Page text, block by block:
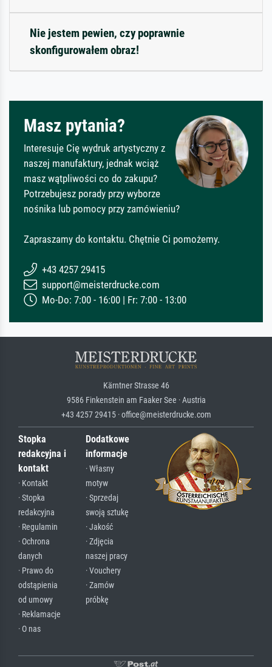
Nie jestem pewien, czy poprawnie
skonfigurowałem obraz!
Masz pytania?
Interesuje Cię wydruk artystyczny z
naszej manufaktury, jednak wciąż
masz wątpliwości co do zakupu?
Potrzebujesz porady przy wyborze
nośnika lub pomocy przy zamówieniu?
Zapraszamy do kontaktu. Chętnie Ci pomożemy.
+43 4257 29415
support@meisterdrucke.com
Mo-Do: 7:00 - 16:00 | Fr: 7:00 - 13:00
Kärntner Strasse 46
9586 Finkenstein am Faaker See · Austria
+43 4257 29415 · office@meisterdrucke.com
Stopka
redakcyjna i
kontakt
· Kontakt
· Stopka
redakcyjna
· Regulamin
· Ochrona
danych
· Prawo do
odstąpienia
od umowy
· Reklamacje
· O nas
Dodatkowe
informacje
· Własny
motyw
· Sprzedaj
swoją sztukę
· Jakość
· Zdjęcia
naszej pracy
· Vouchery
· Zamów
próbkę